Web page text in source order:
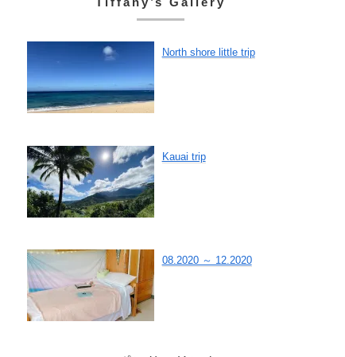
North shore little trip
Kauai trip
08.2020 ～ 12.2020